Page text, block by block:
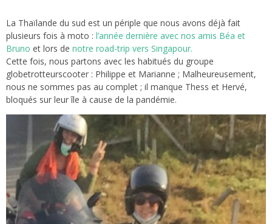
La Thaïlande du sud est un périple que nous avons déjà fait
plusieurs fois à moto : l’année dernière avec nos amis Béa et
Bruno et lors de notre road-trip vers Singapour.
Cette fois, nous partons avec les habitués du groupe
globetrotteurscooter : Philippe et Marianne ; Malheureusement,
nous ne sommes pas au complet ; il manque Thess et Hervé,
bloqués sur leur île à cause de la pandémie.